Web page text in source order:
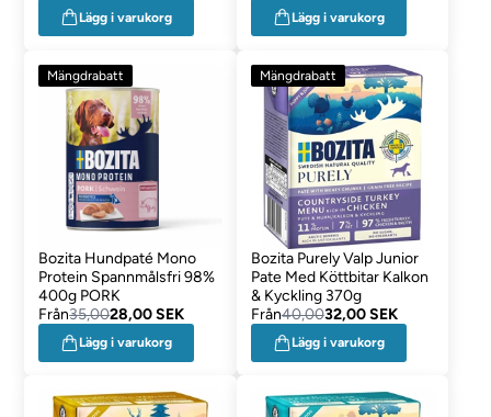
Lägg i varukorg Lägg i varukorg
Mängdrabatt
Bozita Hundpaté Mono
Protein Spannmålsfri 98%
400g PORK
Från35,0028,00 SEK
Lägg i varukorg
Mängdrabatt
Bozita Purely Valp Junior
Pate Med Köttbitar Kalkon
& Kyckling 370g
Från40,0032,00 SEK
Lägg i varukorg